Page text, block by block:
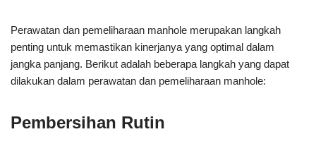
Perawatan dan pemeliharaan manhole merupakan langkah
penting untuk memastikan kinerjanya yang optimal dalam
jangka panjang. Berikut adalah beberapa langkah yang dapat
dilakukan dalam perawatan dan pemeliharaan manhole:
Pembersihan Rutin